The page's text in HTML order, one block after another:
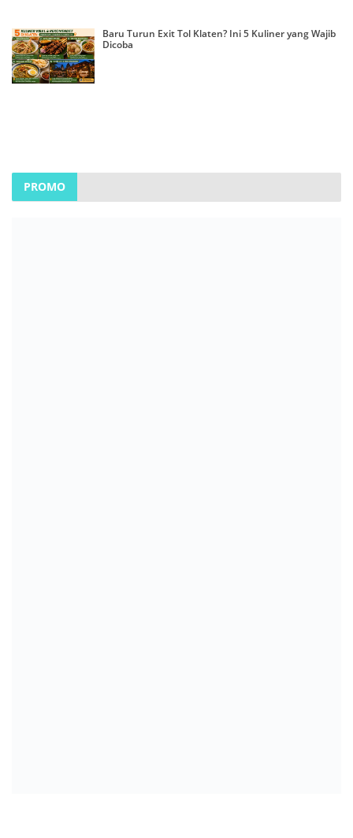
Baru Turun Exit Tol Klaten? Ini 5 Kuliner yang Wajib
Dicoba
PROMO